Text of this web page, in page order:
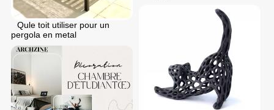
Qule toit utiliser pour un
pergola en metal